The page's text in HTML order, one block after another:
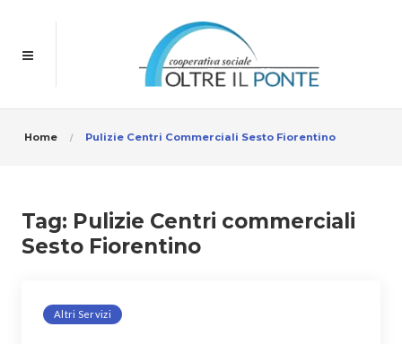
Home Pulizie Centri Commerciali Sesto Fiorentino
Tag: Pulizie Centri commerciali
Sesto Fiorentino
Altri Servizi